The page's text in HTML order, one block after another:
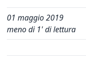
01 maggio 2019
meno di 1' di lettura